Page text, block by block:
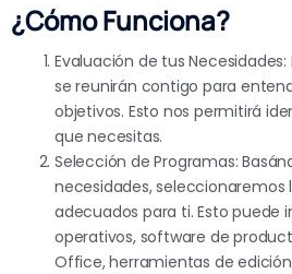
¿Cómo Funciona?
Evaluación de tus
se reunirán contigo para
objetivos. Esto nos permitirá
que necesitas.
Selección de Programas:
necesidades, seleccionaremos
adecuados para ti. Esto puede
operativos, software de
Office, herramientas de